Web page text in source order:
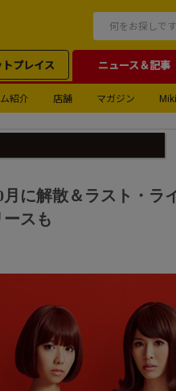
プレイス ニュース＆記事
紹介 店舗 マガジン
に解散＆ラスト・ラ
ースも